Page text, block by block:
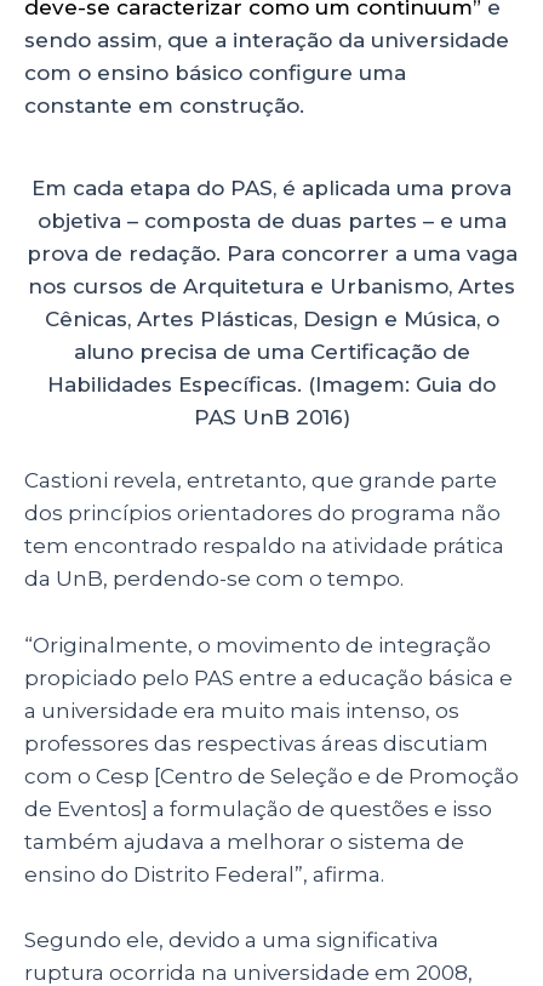
deve-se caracterizar como um continuum” e
sendo assim, que a interação da universidade
com o ensino básico configure uma
constante em construção.
Em cada etapa do PAS, é aplicada uma prova
objetiva – composta de duas partes – e uma
prova de redação. Para concorrer a uma vaga
nos cursos de Arquitetura e Urbanismo, Artes
Cênicas, Artes Plásticas, Design e Música, o
aluno precisa de uma Certificação de
Habilidades Específicas. (Imagem: Guia do
PAS UnB 2016)
Castioni revela, entretanto, que grande parte
dos princípios orientadores do programa não
tem encontrado respaldo na atividade prática
da UnB, perdendo-se com o tempo.
“Originalmente, o movimento de integração
propiciado pelo PAS entre a educação básica e
a universidade era muito mais intenso, os
professores das respectivas áreas discutiam
com o Cesp [Centro de Seleção e de Promoção
de Eventos] a formulação de questões e isso
também ajudava a melhorar o sistema de
ensino do Distrito Federal”, afirma.
Segundo ele, devido a uma significativa
ruptura ocorrida na universidade em 2008,